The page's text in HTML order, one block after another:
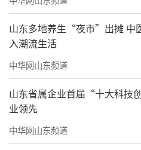
山东多地养生“夜市”出摊 中
入潮流生活
中华网山东频道
山东省属企业首届“十大科
业领先
中华网山东频道